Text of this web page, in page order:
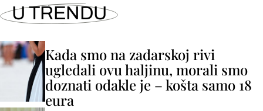
U TRENDU
Kada smo na zadarskoj rivi
ugledali ovu haljinu, morali smo
doznati odakle je – košta samo 18
eura